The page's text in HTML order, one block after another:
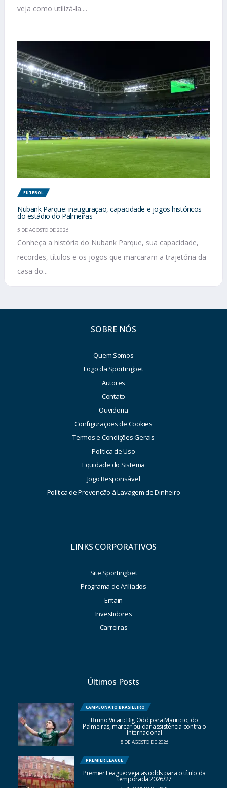
veja como utilizá-la....
FUTEBOL
Nubank Parque: inauguração, capacidade e jogos históricos
do estádio do Palmeiras
5 DE AGOSTO DE 2026
Conheça a história do Nubank Parque, sua capacidade,
recordes, títulos e os jogos que marcaram a trajetória da
casa do...
SOBRE NÓS
Quem Somos
Logo da Sportingbet
Autores
Contato
Ouvidoria
Configurações de Cookies
Termos e Condições Gerais
Política de Uso
Equidade do Sistema
Jogo Responsável
Política de Prevenção à Lavagem de Dinheiro
LINKS CORPORATIVOS
Site Sportingbet
Programa de Afiliados
Entain
Investidores
Carreiras
Últimos Posts
CAMPEONATO BRASILEIRO
Bruno Vicari: Big Odd para Mauricio, do
Palmeiras, marcar ou dar assistência contra o
Internacional
8 DE AGOSTO DE 2026
PREMIER LEAGUE
Premier League: veja as odds para o título da
temporada 2026/27